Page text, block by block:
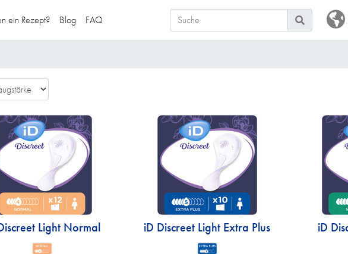
ein Rezept? Blog FAQ
Light Normal iD Discreet Light Extra Plus iD